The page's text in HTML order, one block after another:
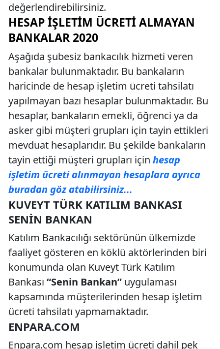
değerlendirebilirsiniz.
HESAP İŞLETIM ÜCRETI ALMAYAN
BANKALAR 2020
Aşağıda şubesiz bankacılık hizmeti veren
bankalar bulunmaktadır. Bu bankaların
haricinde de hesap işletim ücreti tahsilatı
yapılmayan bazı hesaplar bulunmaktadır. Bu
hesaplar, bankaların emekli, öğrenci ya da
asker gibi müşteri grupları için tayin ettikleri
mevduat hesaplarıdır. Bu şekilde bankaların
tayin ettiği müşteri grupları için hesap
işletim ücreti alınmayan hesaplara ayrıca
buradan göz atabilirsiniz...
KUVEYT TÜRK KATILIM BANKASI
SENIN BANKAN
Katılım Bankacılığı sektörünün ülkemizde
faaliyet gösteren en köklü aktörlerinden biri
konumunda olan Kuveyt Türk Katılım
Bankası “Senin Bankan” uygulaması
kapsamında müşterilerinden hesap işletim
ücreti tahsilatı yapmamaktadır.
ENPARA.COM
Enpara.com hesap işletim ücreti dahil pek